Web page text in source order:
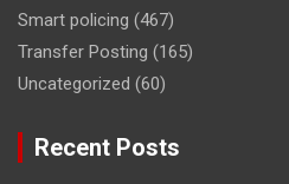
Smart policing (467)
Transfer Posting (165)
Uncategorized (60)
Recent Posts